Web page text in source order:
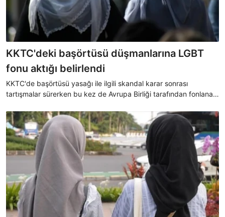
KKTC'deki başörtüsü düşmanlarına LGBT
fonu aktığı belirlendi
KKTC'de başörtüsü yasağı ile ilgili skandal karar sonrası
tartışmalar sürerken bu kez de Avrupa Birliği tarafından fonlanan
içerikli faaliyetler yürüttüğü belirlendi.